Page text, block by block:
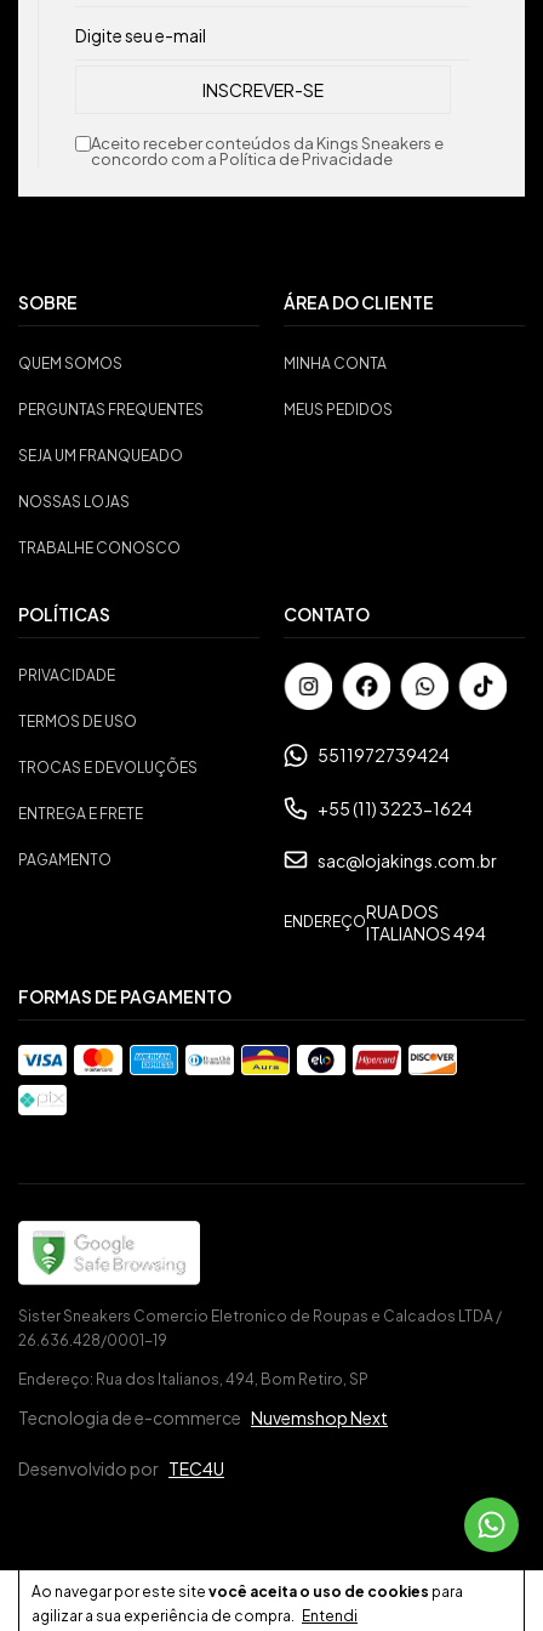
Ao navegar por este site você aceita o uso de cookies para
agilizar a sua experiência de compra. Entendi
Aceito receber conteúdos da Kings Sneakers e
concordo com a Política de Privacidade
SOBRE
QUEM SOMOS
PERGUNTAS FREQUENTES
SEJA UM FRANQUEADO
NOSSAS LOJAS
TRABALHE CONOSCO
ÁREA DO CLIENTE
MINHA CONTA
MEUS PEDIDOS
POLÍTICAS
PRIVACIDADE
TERMOS DE USO
TROCAS E DEVOLUÇÕES
ENTREGA E FRETE
PAGAMENTO
CONTATO
5511972739424
+55 (11) 3223-1624
sac@lojakings.com.br
ENDEREÇORUA DOS
ITALIANOS 494
FORMAS DE PAGAMENTO
Sister Sneakers Comercio Eletronico de Roupas e Calcados LTDA /
26.636.428/0001-19
Endereço: Rua dos Italianos, 494, Bom Retiro, SP
Tecnologia de e-commerce Nuvemshop Next
Desenvolvido por TEC4U